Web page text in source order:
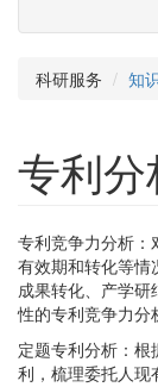
科研服务 知
专利
专利竞争力分析：
有效期和转化等情
成果转化、产学
性的专利竞争力分
定题专利分析：
利，梳理委托人现